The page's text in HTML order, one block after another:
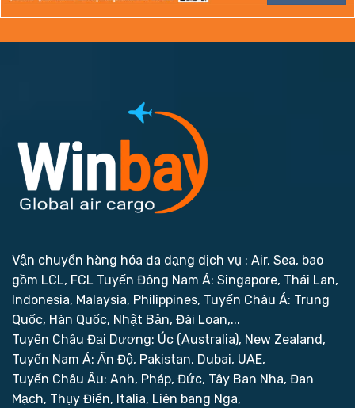
Vận chuyển hàng hóa đa dạng dịch vụ : Air, Sea, bao
gồm LCL, FCL Tuyến Đông Nam Á: Singapore, Thái Lan,
Indonesia, Malaysia, Philippines, Tuyến Châu Á: Trung
Quốc, Hàn Quốc, Nhật Bản, Đài Loan,...
Tuyến Châu Đại Dương: Úc (Australia), New Zealand,
Tuyến Nam Á: Ấn Độ, Pakistan, Dubai, UAE,
Tuyến Châu Âu: Anh, Pháp, Đức, Tây Ban Nha, Đan
Mạch, Thụy Điển, Italia, Liên bang Nga,